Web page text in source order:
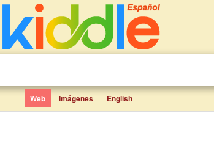
Web Imágenes English